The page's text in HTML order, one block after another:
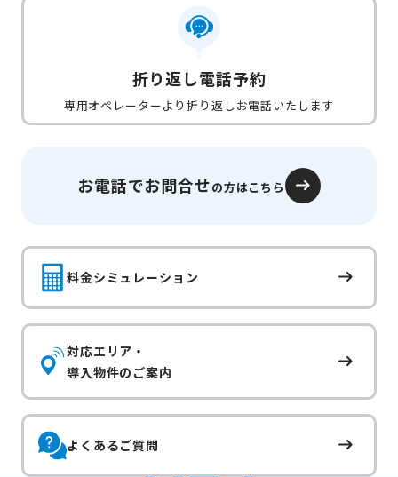
折り返し電話予約
専用オペレーターより折り返しお電話いたします
お電話でお問合せの方はこちら
料金シミュレーション
対応エリア・
導入物件のご案内
よくあるご質問